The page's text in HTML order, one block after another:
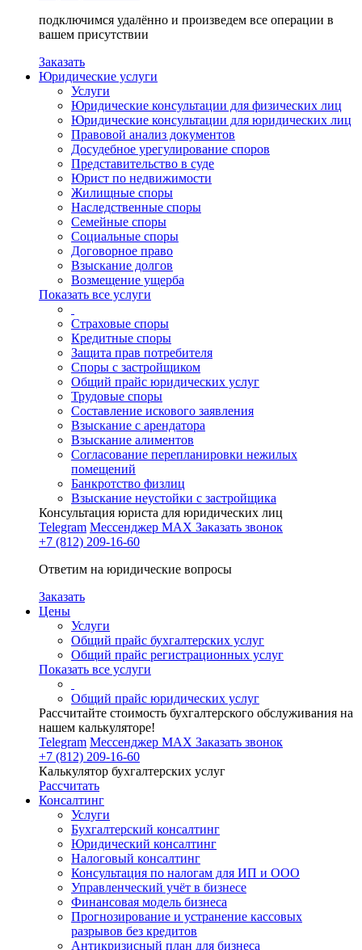
подключимся удалённо и произведем все операции в
вашем присутствии
Заказать
Юридические услуги
Услуги
Юридические консультации для физических лиц
Юридические консультации для юридических лиц
Правовой анализ документов
Досудебное урегулирование споров
Представительство в суде
Юрист по недвижимости
Жилищные споры
Наследственные споры
Семейные споры
Социальные споры
Договорное право
Взыскание долгов
Возмещение ущерба
Показать все услуги
Страховые споры
Кредитные споры
Защита прав потребителя
Споры с застройщиком
Общий прайс юридических услуг
Трудовые споры
Составление искового заявления
Взыскание с арендатора
Взыскание алиментов
Cогласование перепланировки нежилых
помещений
Банкротство физлиц
Взыскание неустойки с застройщика
Консультация юриста для юридических лиц
Telegram Мессенджер MAX Заказать звонок
+7 (812) 209-16-60
Ответим на юридические вопросы
Заказать
Цены
Услуги
Общий прайс бухгалтерских услуг
Общий прайс регистрационных услуг
Показать все услуги
Общий прайс юридических услуг
Рассчитайте стоимость бухгалтерского обслуживания на
нашем калькуляторе!
Telegram Мессенджер MAX Заказать звонок
+7 (812) 209-16-60
Калькулятор бухгалтерских услуг
Рассчитать
Консалтинг
Услуги
Бухгалтерский консалтинг
Юридический консалтинг
Налоговый консалтинг
Консультация по налогам для ИП и ООО
Управленческий учёт в бизнесе
Финансовая модель бизнеса
Прогнозирование и устранение кассовых
разрывов без кредитов
Антикризисный план для бизнеса